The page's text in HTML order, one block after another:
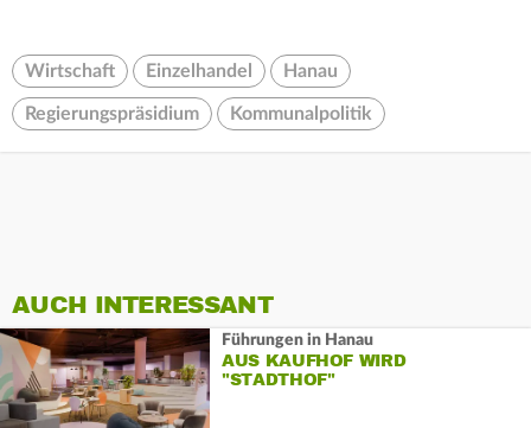
Wirtschaft Einzelhandel Hanau
Regierungspräsidium Kommunalpolitik
AUCH INTERESSANT
Führungen in Hanau
AUS KAUFHOF WIRD
"STADTHOF"